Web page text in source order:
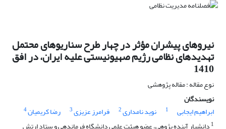
نیروهای پیشران مؤثر در چهار طرح سناریوهای محتمل
تهدیدهای نظامی رژیم صهیونیستی علیه ایران، در افق
1410
نوع مقاله : مقاله پژوهشی
نویسندگان
ابراهیم ایجابی
1 نوید نامداری2 فرامرز عزیزی3 رضا کریمیان4
1